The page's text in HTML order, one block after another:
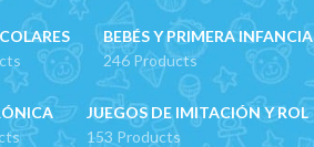
BEBÉS Y PRIMERA INFANCIA
246 Products
JUEGOS DE IMITACIÓN Y ROL
153 Products